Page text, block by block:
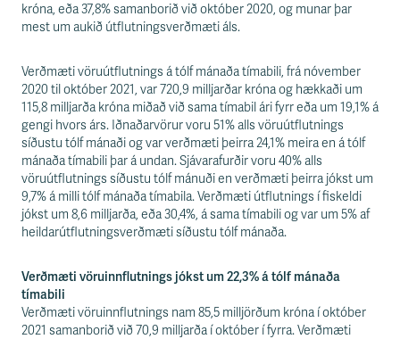
króna, eða 37,8% samanborið við október 2020, og munar þar
mest um aukið útflutningsverðmæti áls.
Verðmæti vöruútflutnings á tólf mánaða tímabili, frá nóvember
2020 til október 2021, var 720,9 milljarðar króna og hækkaði um
115,8 milljarða króna miðað við sama tímabil ári fyrr eða um 19,1% á
gengi hvors árs. Iðnaðarvörur voru 51% alls vöruútflutnings
síðustu tólf mánaði og var verðmæti þeirra 24,1% meira en á tólf
mánaða tímabili þar á undan. Sjávarafurðir voru 40% alls
vöruútflutnings síðustu tólf mánuði en verðmæti þeirra jókst um
9,7% á milli tólf mánaða tímabila. Verðmæti útflutnings í fiskeldi
jókst um 8,6 milljarða, eða 30,4%, á sama tímabili og var um 5% af
heildarútflutningsverðmæti síðustu tólf mánaða.
Verðmæti vöruinnflutnings jókst um 22,3% á tólf mánaða
tímabili
Verðmæti vöruinnflutnings nam 85,5 milljörðum króna í október
2021 samanborið við 70,9 milljarða í október í fyrra. Verðmæti